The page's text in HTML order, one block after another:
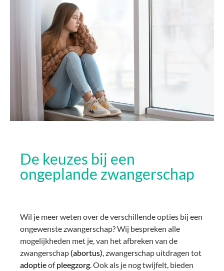
De keuzes bij een
ongeplande zwangerschap
Wil je meer weten over de verschillende opties bij een
ongewenste zwangerschap? Wij bespreken alle
mogelijkheden met je, van het afbreken van de
zwangerschap (abortus) , zwangerschap uitdragen tot
adoptieofpleegzorg . Ook als je nog twijfelt, bieden